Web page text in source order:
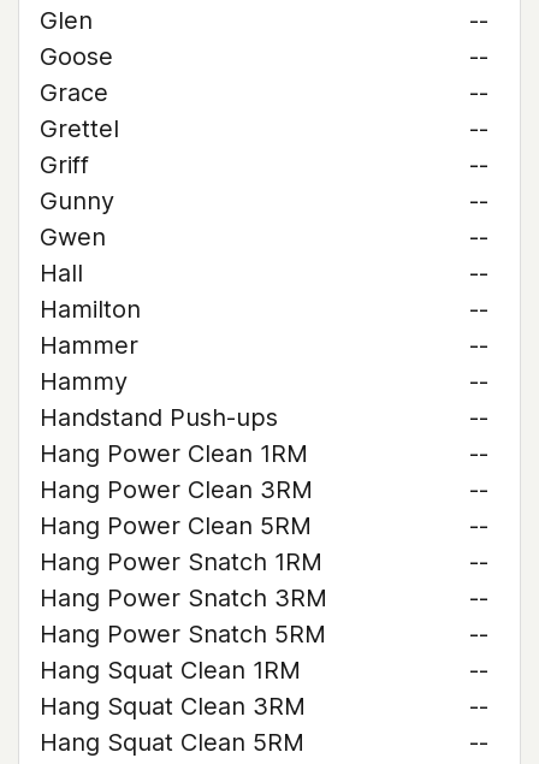
Glen
--
Goose
--
Grace
--
Grettel
--
Griff
--
Gunny
--
Gwen
--
Hall
--
Hamilton
--
Hammer
--
Hammy
--
Handstand Push-ups
--
Hang Power Clean 1RM
--
Hang Power Clean 3RM
--
Hang Power Clean 5RM
--
Hang Power Snatch 1RM
--
Hang Power Snatch 3RM
--
Hang Power Snatch 5RM
--
Hang Squat Clean 1RM
--
Hang Squat Clean 3RM
--
Hang Squat Clean 5RM
--